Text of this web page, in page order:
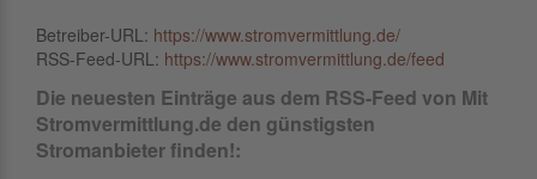
Betreiber-URL: https://www.stromvermittlung.de/
RSS-Feed-URL: https://www.stromvermittlung.de/feed
Die neuesten Einträge aus dem RSS-Feed von Mit
Stromvermittlung.de den günstigsten
Stromanbieter finden!: